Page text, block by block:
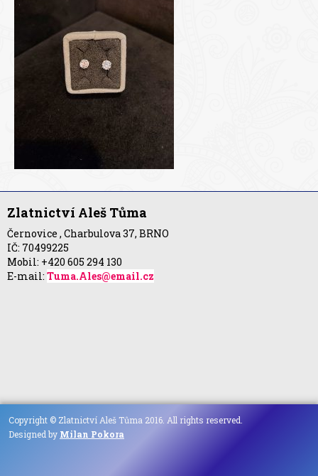
Zlatnictví Aleš Tůma
Černovice , Charbulova 37, BRNO
IČ: 70499225
Mobil: +420 605 294 130
E-mail: Tuma.Ales@email.cz
Copyright © Zlatnictví Aleš Tůma 2016. All rights reserved.
Designed by Milan Pokora